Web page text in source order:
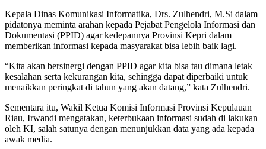
Kepala Dinas Komunikasi Informatika, Drs. Zulhendri, M.Si dalam
pidatonya meminta arahan kepada Pejabat Pengelola Informasi dan
Dokumentasi (PPID) agar kedepannya Provinsi Kepri dalam
memberikan informasi kepada masyarakat bisa lebih baik lagi.
“Kita akan bersinergi dengan PPID agar kita bisa tau dimana letak
kesalahan serta kekurangan kita, sehingga dapat diperbaiki untuk
menaikkan peringkat di tahun yang akan datang,” kata Zulhendri.
Sementara itu, Wakil Ketua Komisi Informasi Provinsi Kepulauan
Riau, Irwandi mengatakan, keterbukaan informasi sudah di lakukan
oleh KI, salah satunya dengan menunjukkan data yang ada kepada
awak media.